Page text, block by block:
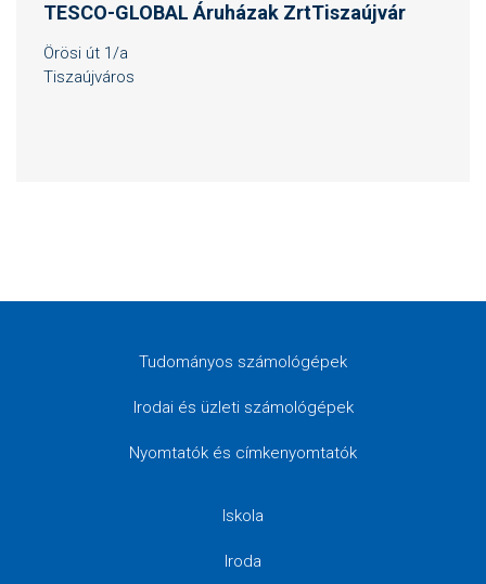
TESCO-GLOBAL Áruházak ZrtTiszaújvár
Örösi út 1/a
Tiszaújváros
Tudományos számológépek
Irodai és üzleti számológépek
Nyomtatók és címkenyomtatók
Iskola
Iroda